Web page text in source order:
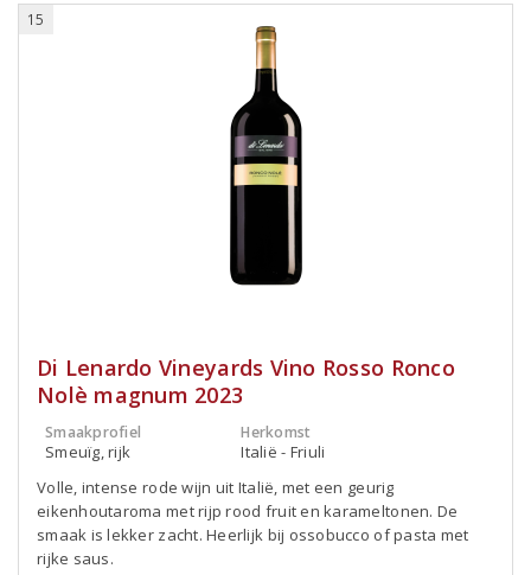
15
Di Lenardo Vineyards Vino Rosso Ronco
Nolè magnum 2023
Smaakprofiel
Smeuïg, rijk
Herkomst
Italië - Friuli
Volle, intense rode wijn uit Italië, met een geurig
eikenhoutaroma met rijp rood fruit en karameltonen. De
smaak is lekker zacht. Heerlijk bij ossobucco of pasta met
rijke saus.